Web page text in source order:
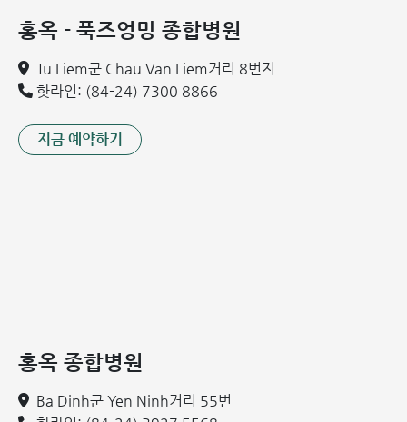
홍옥 - 푹즈엉밍 종합병원
Tu Liem군 Chau Van Liem거리 8번지
핫라인: (84-24) 7300 8866
지금 예약하기
홍옥 종합병원
Ba Dinh군 Yen Ninh거리 55번